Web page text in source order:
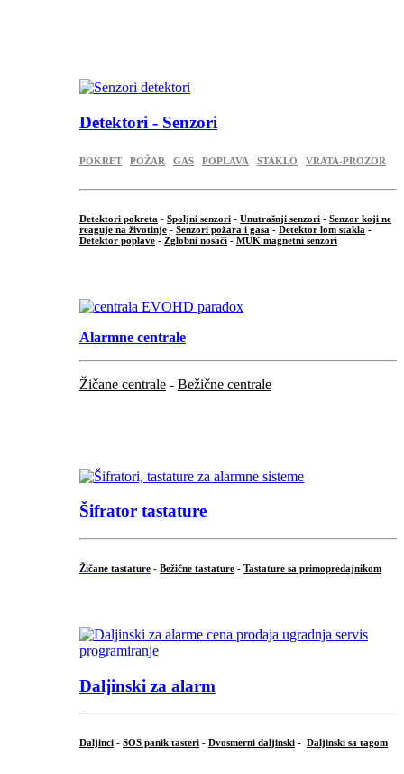
Detektori - Senzori
POKRET POŽAR GAS POPLAVA STAKLO VRATA-PROZOR
Detektori pokreta - Spoljni senzori - Unutrašnji senzori - Senzor koji ne
reaguje na životinje - Senzori požara i gasa - Detektor lom stakla -
Detektor poplave - Zglobni nosači - MUK magnetni senzori
Alarmne centrale
Žičane centrale - Bežične centrale
Šifrator tastature
Žičane tastature - Bežične tastature - Tastature sa primopredajnikom
Daljinski za alarm
Daljinci - SOS panik tasteri - Dvosmerni daljinski - Daljinski sa tagom